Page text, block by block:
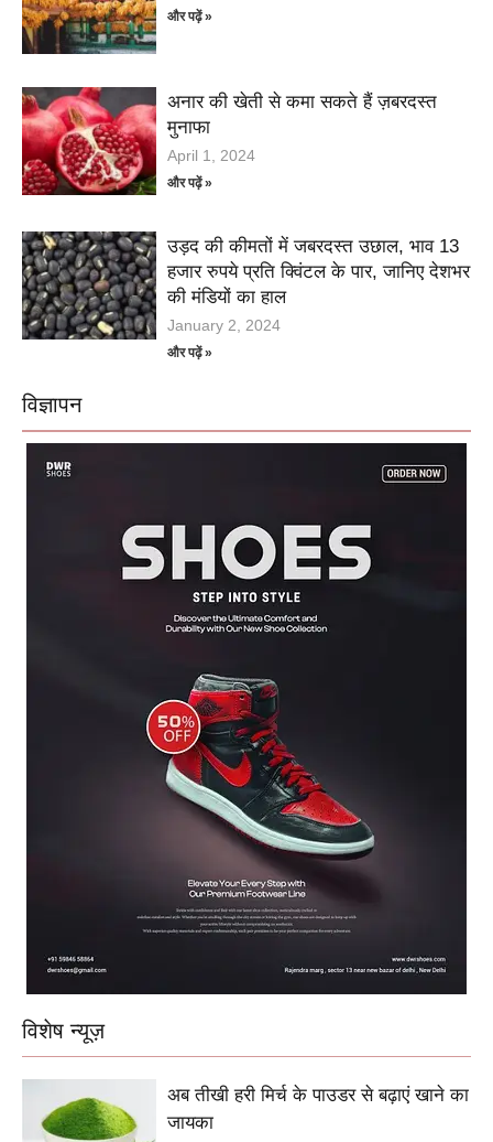
और पढ़ें »
अनार की खेती से कमा सकते हैं ज़बरदस्त
मुनाफा
April 1, 2024
और पढ़ें »
उड़द की कीमतों में जबरदस्त उछाल, भाव 13
हजार रुपये प्रति क्विंटल के पार, जानिए देशभर
की मंडियों का हाल
January 2, 2024
और पढ़ें »
विज्ञापन
विशेष न्यूज़
अब तीखी हरी मिर्च के पाउडर से बढ़ाएं खाने का
जायका